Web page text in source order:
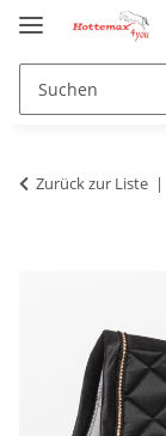
Zurück zur Liste